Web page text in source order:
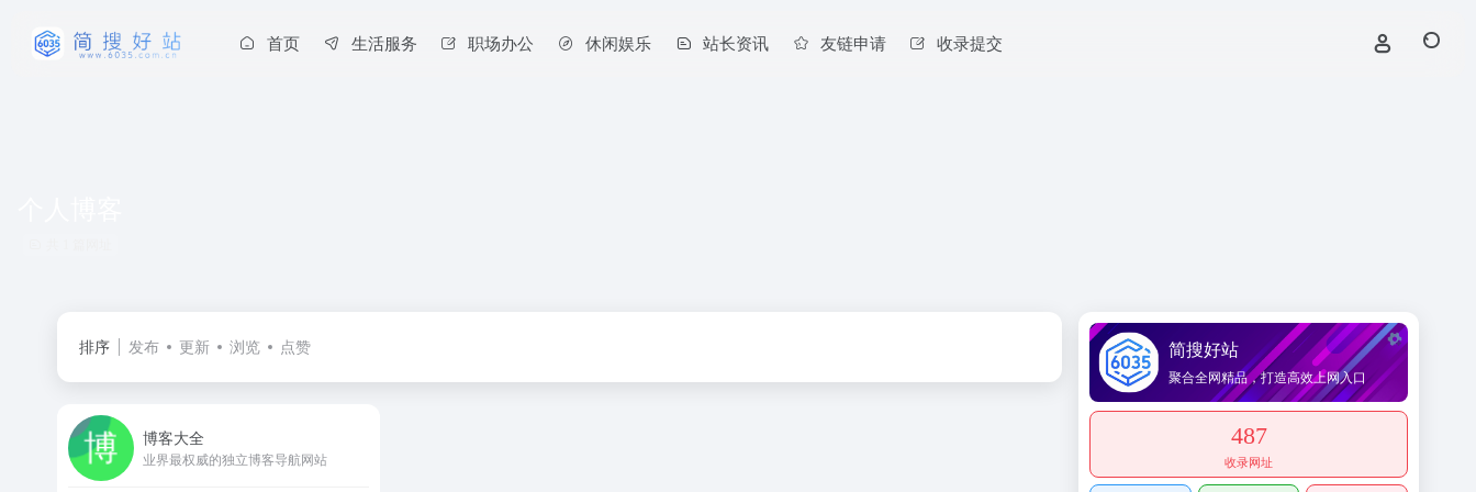
首页 生活服务 职场办公 休闲娱乐 站长资讯 友链申请 收录提交
排序 发布 更新 浏览 点赞
博客大全
业界最权威的独立博客导航网站
简搜好站
聚合全网精品，打造高效上网入口
487
收录网址